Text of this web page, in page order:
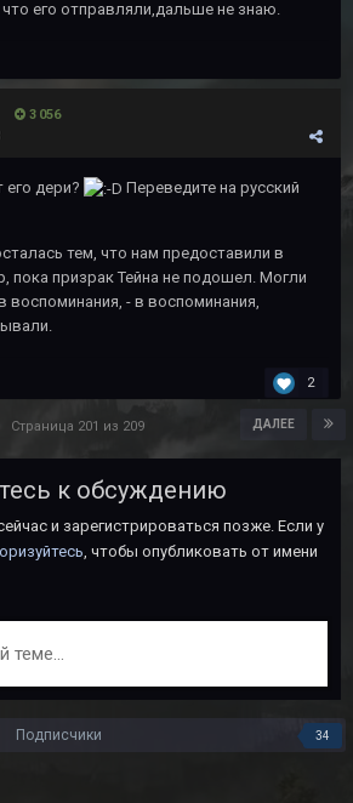
его отправляли,дальше не знаю.
3 056
его дери?
Переведите на русский
тем, что нам предоставили в
пока призрак Тейна не подошел. Могли
воспоминания, - в воспоминания,
2
ДАЛЕЕ
Страница 201 из 209
к обсуждению
и зарегистрироваться позже. Если у
, чтобы опубликовать от имени
теме...
Подписчики 34